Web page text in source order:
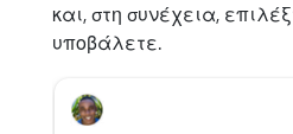
και, στη συνέχεια,
υποβάλετε.